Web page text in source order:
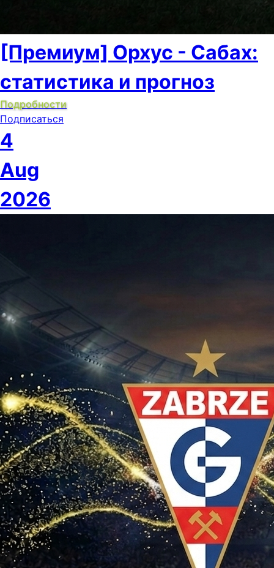
[Премиум] Орхус - Сабах:
статистика и прогноз
Подробности
Подписаться
4
Aug
2026